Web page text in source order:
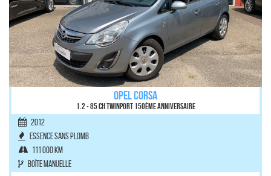
OPEL CORSA
1.2 - 85 ch Twinport 150ème Anniversaire
2012
Essence sans plomb
111 000 km
Boîte manuelle